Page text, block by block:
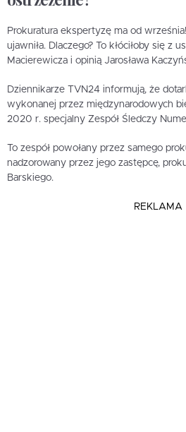
Prokuratura ekspertyzę ma od
ujawniła. Dlaczego? To kłóciłoby się z
Macierewicza i opinią Jarosława
Dziennikarze TVN24 informują, że
wykonanej przez międzynarodowych
2020 r. specjalny Zespół Śledczy
To zespół powołany przez samego
nadzorowany przez jego zastępcę,
Barskiego.
REKLAMA